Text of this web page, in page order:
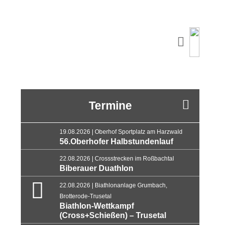
Termine
19.08.2026 | Oberhof Sportplatz am Harzwald
56.Oberhofer Halbstundenlauf
22.08.2026 | Crossstrecken im Roßbachtal
Biberauer Duathlon
22.08.2026 | Biathlonanlage Grumbach,
Brotterode-Trusetal
Biathlon-Wettkampf
(Cross+Schießen) – Trusetal